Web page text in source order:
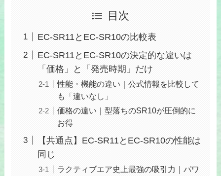
目次
EC-SR11とEC-SR10の比較表
EC-SR11とEC-SR10の決定的な違いは
「価格」と「発売時期」だけ
性能・機能の違い｜公式情報を比較して
も「違いなし」
価格の違い｜型落ちのSR10が圧倒的に
お得
【共通点】EC-SR11とEC-SR10の性能は
同じ
ラクティブエア史上最強の吸引力｜パワ